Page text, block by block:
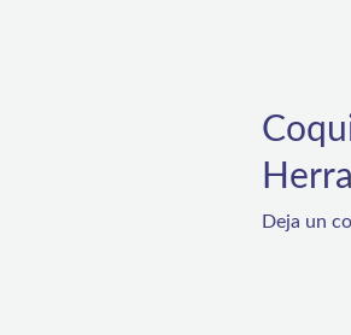
Deja un
obras
de